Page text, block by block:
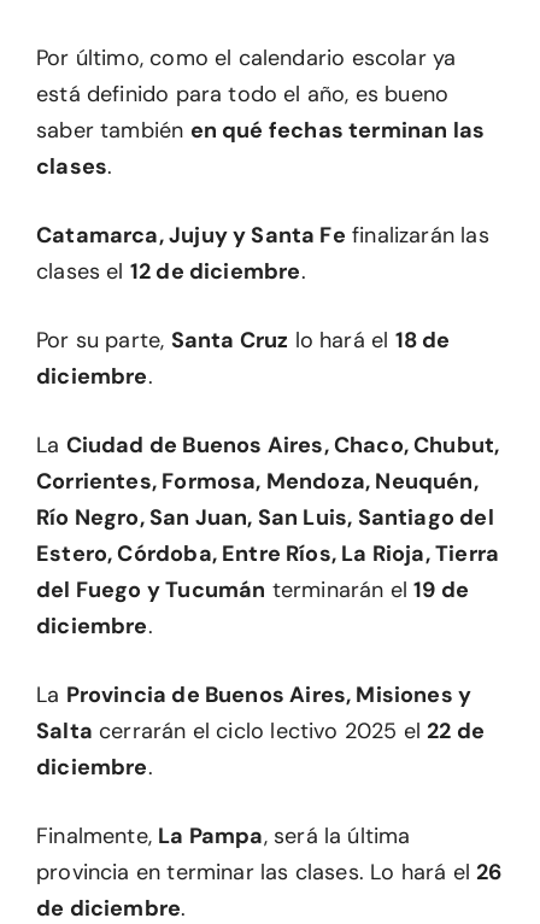
Por último, como el calendario escolar ya
está definido para todo el año, es bueno
saber también en qué fechas terminan las
clases.
Catamarca, Jujuy y Santa Fe finalizarán las
clases el 12 de diciembre.
Por su parte, Santa Cruz lo hará el 18 de
diciembre.
La Ciudad de Buenos Aires, Chaco, Chubut,
Corrientes, Formosa, Mendoza, Neuquén,
Río Negro, San Juan, San Luis, Santiago del
Estero, Córdoba, Entre Ríos, La Rioja, Tierra
del Fuego y Tucumán terminarán el19 de
diciembre.
La Provincia de Buenos Aires, Misiones y
Salta cerrarán el ciclo lectivo 2025 el 22 de
diciembre.
Finalmente, La Pampa, será la última
provincia en terminar las clases. Lo hará el 26
de diciembre.